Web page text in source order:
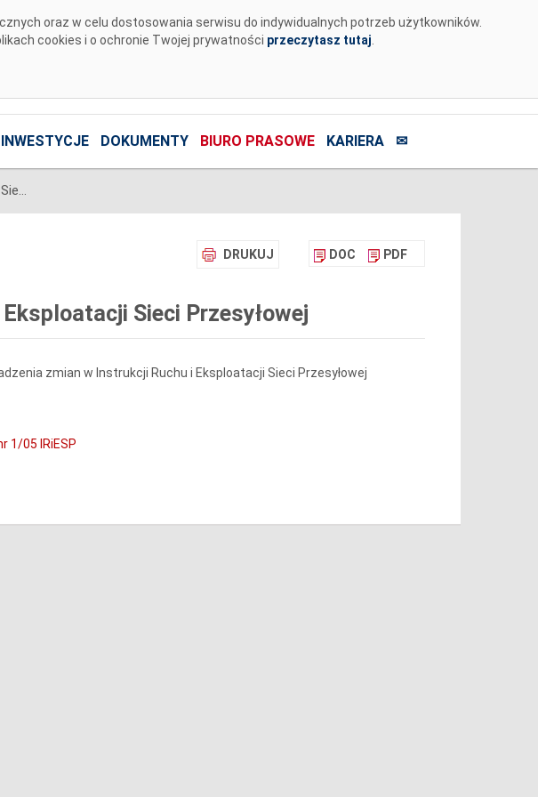
oraz w celu dostosowania serwisu do indywidualnych potrzeb użytkowników.
cookies i o ochronie Twojej prywatności przeczytasz tutaj
INWESTYCJE DOKUMENTY BIURO PRASOWE KARIERA ✉
Zmiany w Instrukcji Ruchu i Eksploatacji Sieci Przesyłowej
DRUKUJ DOC PDF
Sieci Przesyłowej
zmian w Instrukcji Ruchu i Eksploatacji Sieci Przesyłowej
1/05 IRiESP